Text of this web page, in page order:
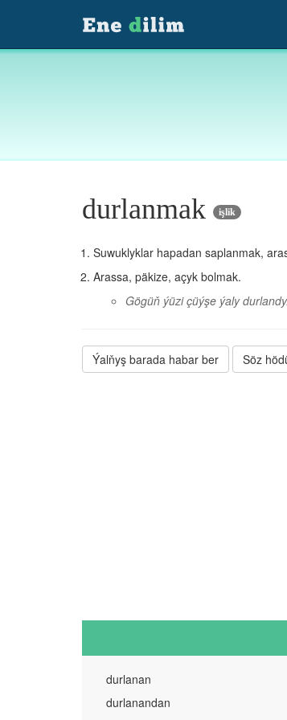
durlanmak işlik
Suwuklyklar hapadan saplanmak,
Arassa, päkize, açyk bolmak.
Gögüň ýüzi çüýşe ýaly durlandy.
Ýalňyş barada habar ber Söz
durlanan
durlanandan